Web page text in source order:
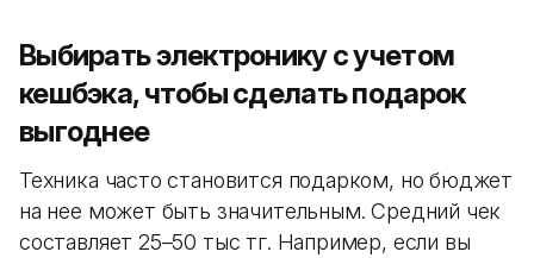
Выбирать электронику с учетом
кешбэка, чтобы сделать подарок
выгоднее
Техника часто становится подарком, но бюджет
на нее может быть значительным. Средний чек
составляет 25–50 тыс тг. Например, если вы